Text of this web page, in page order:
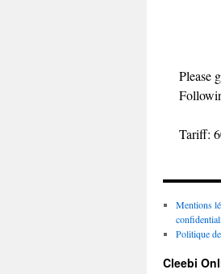
Please
Tariff:
Mentions
Politique
Cleebi